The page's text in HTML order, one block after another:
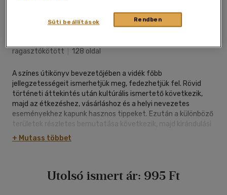
ragasztókötött
128 oldal
A színes útikönyv bevezetőjében a vidék főbb
jellegzetességeit ismerhetjük meg, fedezhetjük fel. Rövid
történeti áttekintés után kultúrális ismertető következik,
majd az étkezéshez, vásárláshoz és a helyi nevezetes
eseményekhez kapunk hasznos tippeket. Ezután a különböző
területek részletes bemutatása következik, majd kirándulási
ajánlatok. Végül praktikus tanácsok, biztos tippek, hasznos
címek és térképek zárják a könyvet.
+ Mutass többet
Utolsó ismert ár: 995 Ft
Rendben
Süti beállítások